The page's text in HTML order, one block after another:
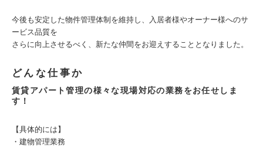
今後も安定した物件管理体制を維持し、入居者様やオーナー様へのサ
ービス品質を
さらに向上させるべく、新たな仲間をお迎えすることとなりました。
どんな仕事か
賃貸アパート管理の様々な現場対応の業務をお任せしま
す！
【具体的には】
・建物管理業務